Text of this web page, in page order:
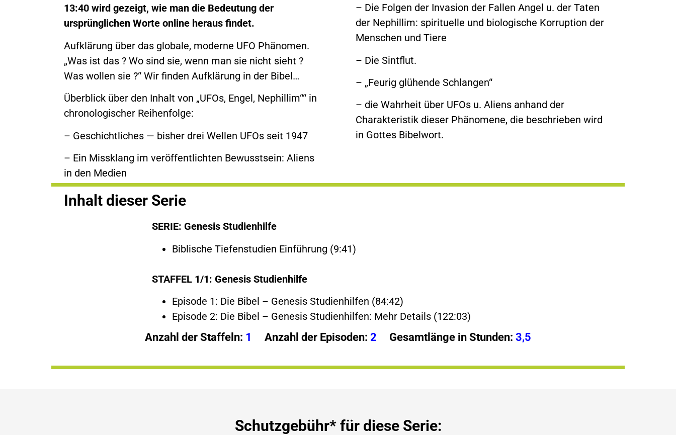
13:40 wird gezeigt, wie man die Bedeutung der
ursprünglichen Worte online heraus findet.
Aufklärung über das globale, moderne UFO Phänomen.
„Was ist das ? Wo sind sie, wenn man sie nicht sieht ?
Was wollen sie ?“ Wir finden Aufklärung in der Bibel…
Überblick über den Inhalt von „UFOs, Engel, Nephillim““ in
chronologischer Reihenfolge:
– Geschichtliches — bisher drei Wellen UFOs seit 1947
– Ein Missklang im veröffentlichten Bewusstsein: Aliens
in den Medien
– Die Folgen der Invasion der Fallen Angel u. der Taten
der Nephillim: spirituelle und biologische Korruption der
Menschen und Tiere
– Die Sintflut.
– „Feurig glühende Schlangen“
– die Wahrheit über UFOs u. Aliens anhand der
Charakteristik dieser Phänomene, die beschrieben wird
in Gottes Bibelwort.
Inhalt dieser Serie
SERIE: Genesis Studienhilfe
Biblische Tiefenstudien Einführung (9:41)
STAFFEL 1/1: Genesis Studienhilfe
Episode 1: Die Bibel – Genesis Studienhilfen (84:42)
Episode 2: Die Bibel – Genesis Studienhilfen: Mehr Details (122:03)
Anzahl der Staffeln: 1 Anzahl der Episoden: 2 Gesamtlänge in Stunden: 3,5
Schutzgebühr* für diese Serie: